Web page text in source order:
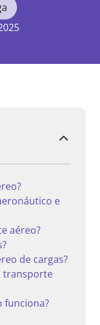
e
aéreo?
de cargas?
transporte
funciona?